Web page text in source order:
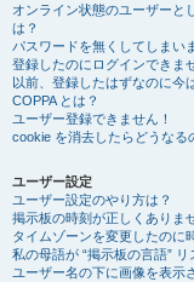
オンライン状態のユーザーと
は？
パスワードを無くしてしまい
登録したのにログインできま
以前、登録したはずなのに今
COPPA とは？
ユーザー登録できません！
cookie を消去したらどうなる
ユーザー設定
ユーザー設定のやり方は？
掲示板の時刻が正しくありま
タイムゾーンを変更したのに
私の母語が “掲示板の言語” リ
ユーザー名の下に画像を表示